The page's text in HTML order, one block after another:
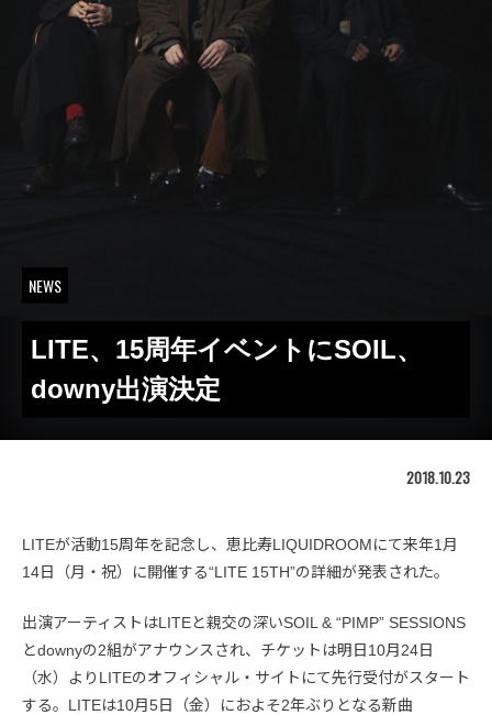
NEWS
LITE、15周年イベントにSOIL、
downy出演決定
2018.10.23
LITEが活動15周年を記念し、恵比寿LIQUIDROOMにて来年1月
14日（月・祝）に開催する“LITE 15TH”の詳細が発表された。
出演アーティストはLITEと親交の深いSOIL & “PIMP” SESSIONS
とdownyの2組がアナウンスされ、チケットは明日10月24日
（水）よりLITEのオフィシャル・サイトにて先行受付がスタート
する。LITEは10月5日（金）におよそ2年ぶりとなる新曲